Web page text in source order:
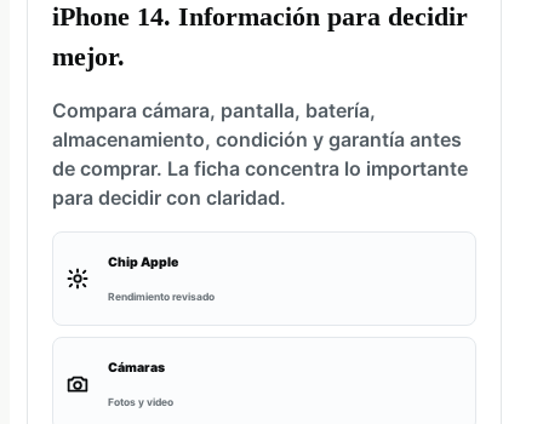
iPhone 14. Información para decidir
mejor.
Compara cámara, pantalla, batería,
almacenamiento, condición y garantía antes
de comprar. La ficha concentra lo importante
para decidir con claridad.
Chip Apple
Rendimiento revisado
Cámaras
Fotos y video